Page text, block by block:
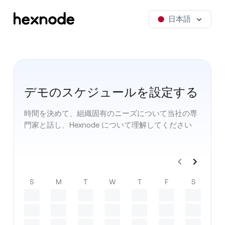
日本語
デモのスケジュールを設定する
時間を決めて、組織固有のニーズについて当社の専
門家と話し、Hexnode について理解してください
S M T W T F S